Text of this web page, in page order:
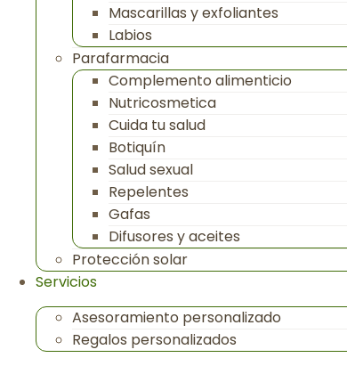
Mascarillas y exfoliantes
Labios
Parafarmacia
Complemento alimenticio
Nutricosmetica
Cuida tu salud
Botiquín
Salud sexual
Repelentes
Gafas
Difusores y aceites
Protección solar
Servicios
Asesoramiento personalizado
Regalos personalizados